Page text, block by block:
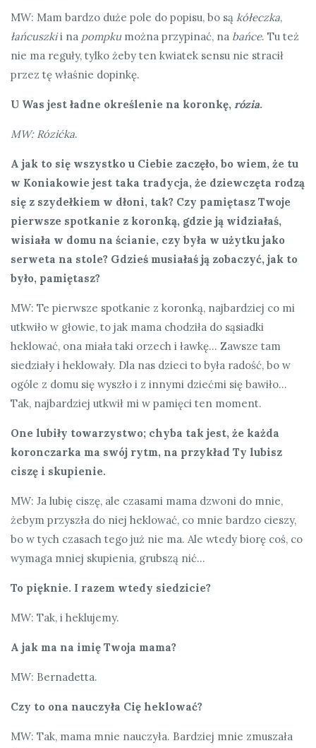
MW: Mam bardzo duże pole do popisu, bo są kółeczka,
łańcuszkii na pompkumożna przypinać, na bańce. Tu też
nie ma reguły, tylko żeby ten kwiatek sensu nie stracił
przez tę właśnie dopinkę.
U Was jest ładne określenie na koronkę, rózia.
MW: Rózićka.
A jak to się wszystko u Ciebie zaczęło, bo wiem, że tu
w Koniakowie jest taka tradycja, że dziewczęta rodzą
się z szydełkiem w dłoni, tak? Czy pamiętasz Twoje
pierwsze spotkanie z koronką, gdzie ją widziałaś,
wisiała w domu na ścianie, czy była w użytku jako
serweta na stole? Gdzieś musiałaś ją zobaczyć, jak to
było, pamiętasz?
MW: Te pierwsze spotkanie z koronką, najbardziej co mi
utkwiło w głowie, to jak mama chodziła do sąsiadki
heklować, ona miała taki orzech i ławkę… Zawsze tam
siedziały i heklowały. Dla nas dzieci to była radość, bo w
ogóle z domu się wyszło i z innymi dziećmi się bawiło…
Tak, najbardziej utkwił mi w pamięci ten moment.
One lubiły towarzystwo; chyba tak jest, że każda
koronczarka ma swój rytm, na przykład Ty lubisz
ciszę i skupienie.
MW: Ja lubię ciszę, ale czasami mama dzwoni do mnie,
żebym przyszła do niej heklować, co mnie bardzo cieszy,
bo w tych czasach tego już nie ma. Ale wtedy biorę coś, co
wymaga mniej skupienia, grubszą nić…
To pięknie. I razem wtedy siedzicie?
MW: Tak, i heklujemy.
A jak ma na imię Twoja mama?
MW: Bernadetta.
Czy to ona nauczyła Cię heklować?
MW: Tak, mama mnie nauczyła. Bardziej mnie zmuszała